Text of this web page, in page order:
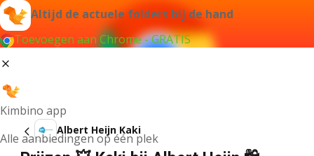
Altijd de actuele folders bij de hand
Toevoegen aan Chrome - GRATIS
Kimbino app
Alle aanbiedingen op één plek
Albert Heijn Kaki